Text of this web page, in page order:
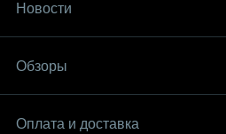
Новости
Обзоры
Оплата и доставка